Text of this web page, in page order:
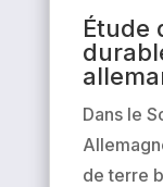
Étude
Dans le
de terre